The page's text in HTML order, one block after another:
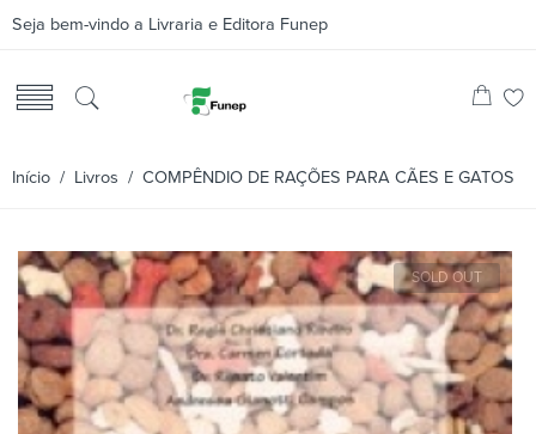
Seja bem-vindo a Livraria e Editora Funep
Início / Livros / COMPÊNDIO DE RAÇÕES PARA CÃES E GATOS
SOLD OUT